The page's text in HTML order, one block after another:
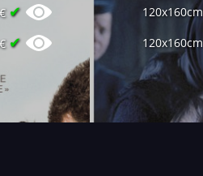
✔
✔
120x160cm
120x160cm